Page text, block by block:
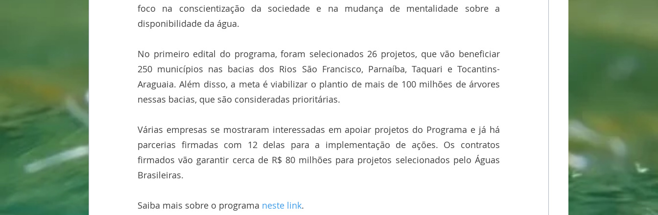
foco na conscientização da sociedade e na mudança de mentalidade sobre a
disponibilidade da água.
No primeiro edital do programa, foram selecionados 26 projetos, que vão beneficiar
250 municípios nas bacias dos Rios São Francisco, Parnaíba, Taquari e Tocantins-
Araguaia. Além disso, a meta é viabilizar o plantio de mais de 100 milhões de árvores
nessas bacias, que são consideradas prioritárias.
Várias empresas se mostraram interessadas em apoiar projetos do Programa e já há
parcerias firmadas com 12 delas para a implementação de ações. Os contratos
firmados vão garantir cerca de R$ 80 milhões para projetos selecionados pelo Águas
Brasileiras.
Saiba mais sobre o programa neste link.